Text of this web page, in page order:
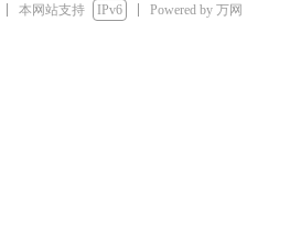
本网站支持 IPv6 Powered by 万网